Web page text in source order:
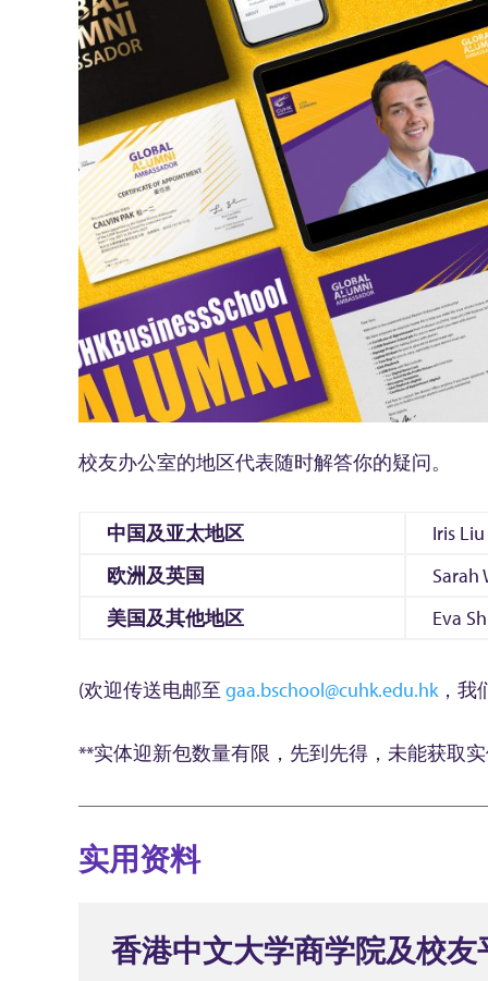
校友办公室的地区代表随时解答你的疑问。
中国及亚太地区
Iris Liu
欧洲及英国
Sarah
美国及其他地区
Eva
(欢迎传送电邮至 gaa.bschool@cuhk.edu.hk，我
**实体迎新包数量有限，先到先得，未能获取
实用资料
香港中文大学商学院及校友